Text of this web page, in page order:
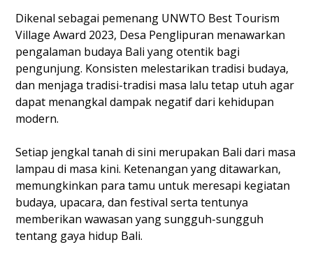
Dikenal sebagai pemenang UNWTO Best Tourism
Village Award 2023, Desa Penglipuran menawarkan
pengalaman budaya Bali yang otentik bagi
pengunjung. Konsisten melestarikan tradisi budaya,
dan menjaga tradisi-tradisi masa lalu tetap utuh agar
dapat menangkal dampak negatif dari kehidupan
modern.
Setiap jengkal tanah di sini merupakan Bali dari masa
lampau di masa kini. Ketenangan yang ditawarkan,
memungkinkan para tamu untuk meresapi kegiatan
budaya, upacara, dan festival serta tentunya
memberikan wawasan yang sungguh-sungguh
tentang gaya hidup Bali.